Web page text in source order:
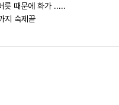
릇 때문에 화가 .....
지 숙제끝